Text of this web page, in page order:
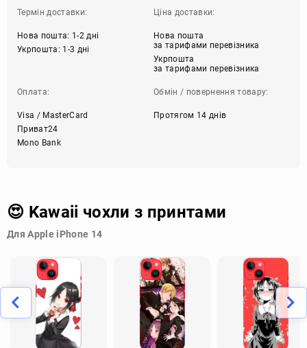
Термін доставки:
Нова пошта: 1-2 дні
Укрпошта: 1-3 дні
Ціна доставки:
Нова пошта
за тарифами перевізника
Укрпошта
за тарифами перевізника
Оплата:
Visa / MasterCard
Приват24
Mono Bank
Обмін / повернення товару:
Протягом 14 днів
😍 Kawaii чохли з принтами
Для Apple iPhone 14